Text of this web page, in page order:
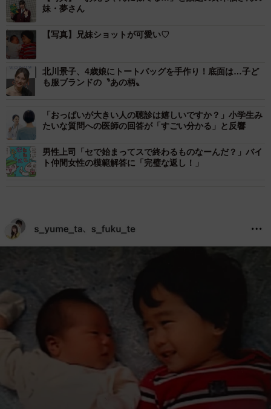
妹・夢さん
【写真】兄妹ショットが可愛い♡
北川景子、4歳娘にトートバッグを手作り！底面は…子ど
も服ブランドの〝あの柄〟
「おっぱいが大きい人の聴診は嬉しいですか？」小学生み
たいな質問への医師の回答が「すごい分かる」と反響
男性上司「セで始まってスで終わるものなーんだ？」バイ
ト仲間女性の模範解答に「完璧な返し！」